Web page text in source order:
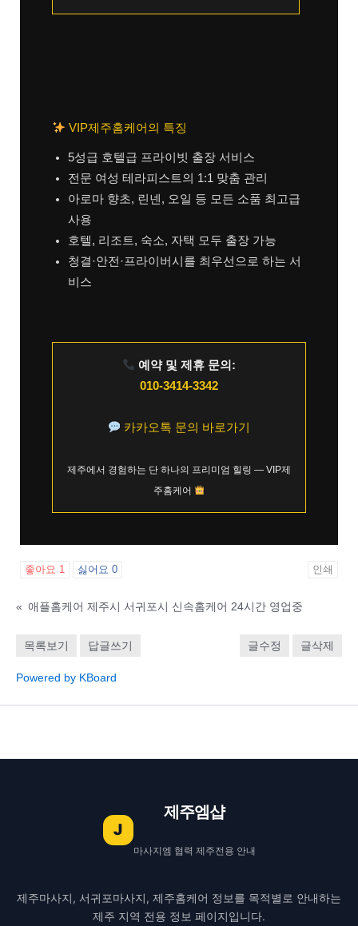
VIP제주홈케어의 특징
5성급 호텔급 프라이빗 출장 서비스
전문 여성 테라피스트의 1:1 맞춤 관리
아로마 향초, 린넨, 오일 등 모든 소품 최고급
사용
호텔, 리조트, 숙소, 자택 모두 출장 가능
청결·안전·프라이버시를 최우선으로 하는 서
비스
예약 및 제휴 문의:
010-3414-3342
카카오톡 문의 바로가기
제주에서 경험하는 단 하나의 프리미엄 힐링 — VIP제
주홈케어
좋아요 1 싫어요 0 인쇄
« 애플홈케어 제주시 서귀포시 신속홈케어 24시간 영업중
목록보기 답글쓰기 글수정 글삭제
Powered by KBoard
J
제주엠샵
마사지엠 협력 제주전용 안내
제주마사지, 서귀포마사지, 제주홈케어 정보를 목적별로 안내하는
제주 지역 전용 정보 페이지입니다.